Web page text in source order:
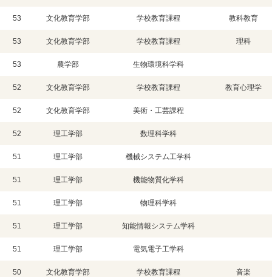
53 文化教育学部 学校教育課程 教科教育
53 文化教育学部 学校教育課程 理科
53 農学部 生物環境科学科
52 文化教育学部 学校教育課程 教育心理学
52 文化教育学部 美術・工芸課程
52 理工学部 数理科学科
51 理工学部 機械システム工学科
51 理工学部 機能物質化学科
51 理工学部 物理科学科
51 理工学部 知能情報システム学科
51 理工学部 電気電子工学科
50 文化教育学部 学校教育課程 音楽